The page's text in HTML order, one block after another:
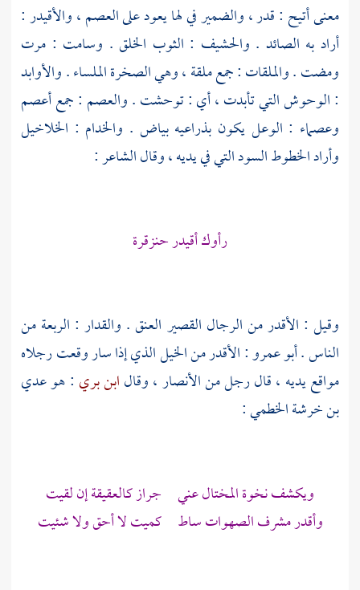
معنى أتيح : قدر ، والضمير في لها يعود على العصم ، والأقيدر :
أراد به الصائد . والحشيف : الثوب الخلق . وسامت : مرت
ومضت . والملقات : جمع ملقة ، وهي الصخرة الملساء . والأوابد
: الوحوش التي تأبدت ، أي : توحشت . والعصم : جمع أعصم
وعصماء : الوعل يكون بذراعيه بياض . والخدام : الخلاخيل
وأراد الخطوط السود التي في يديه ، وقال الشاعر :
رأوك أقيدر حنزقرة
وقيل : الأقدر من الرجال القصير العنق . والقدار : الربعة من
الناس .أبو عمرو: الأقدر من الخيل الذي إذا سار وقعت رجلاه
مواقع يديه ، قال رجل من الأنصار ، وقالابن بري : هوعدي
بن خرشة الخطمي:
ويكشف نخوة المختال عني جراز كالعقيقة إن لقيت
وأقدر مشرف الصهوات ساط كميت لا أحق ولا شئيت